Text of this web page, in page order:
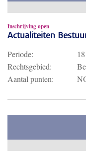
Inschrijving open
Actualiteiten
Periode:
Rechtsgebied:
Aantal punten: